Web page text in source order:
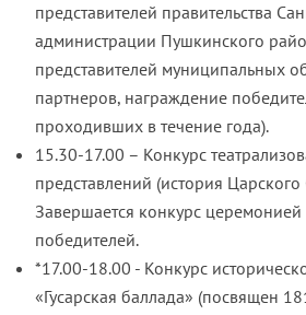
представителей правительства
администрации Пушкинского
представителей муниципальных
партнеров, награждение
проходивших в течение года).
15.30-17.00 – Конкурс
представлений (история
Завершается конкурс
победителей.
*17.00-18.00 - Конкурс
«Гусарская баллада» (посвящен